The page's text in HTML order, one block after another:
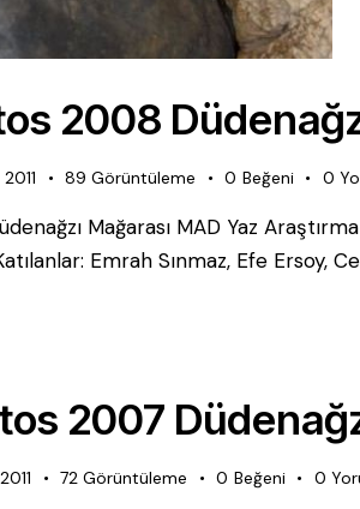
2008
89 Görüntüleme 0 Beğeni 0
Mağarası MAD Yaz
Emrah Sınmaz, Efe Ersoy,
2007
72 Görüntüleme 0 Beğeni 0